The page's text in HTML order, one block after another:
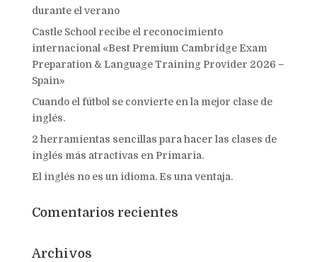
durante el verano
Castle School recibe el reconocimiento
internacional «Best Premium Cambridge Exam
Preparation & Language Training Provider 2026 –
Spain»
Cuando el fútbol se convierte en la mejor clase de
inglés.
2 herramientas sencillas para hacer las clases de
inglés más atractivas en Primaria.
El inglés no es un idioma. Es una ventaja.
Comentarios recientes
Archivos